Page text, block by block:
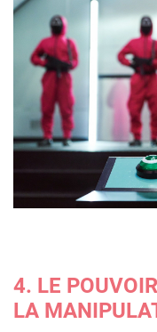
4. LE
LA